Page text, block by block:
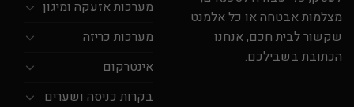
מצלמות אבטחה או כל אלמנט
שקשור לבית חכם, אנחנו
הכתובת בשבילכם.
מערכות אזעקה ומיגון
מערכות כריזה
אינטרקום
בקרות כניסה ושערים